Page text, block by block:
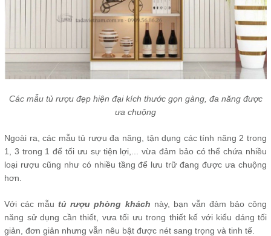
Các mẫu tủ rượu đẹp hiện đại kích thước gọn gàng, đa năng được
ưa chuộng
Ngoài ra, các mẫu tủ rượu đa năng, tận dụng các tính năng 2 trong
1, 3 trong 1 để tối ưu sự tiện lợi,... vừa đảm bảo có thể chứa nhiều
loại rượu cũng như có nhiều tầng để lưu trữ đang được ưa chuộng
hơn.
Với các mẫutủ rượu phòng khách này, bạn vẫn đảm bảo công
năng sử dụng cần thiết, vưa tối ưu trong thiết kế với kiểu dáng tối
giản, đơn giản nhưng vẫn nêu bật được nét sang trọng và tinh tế.